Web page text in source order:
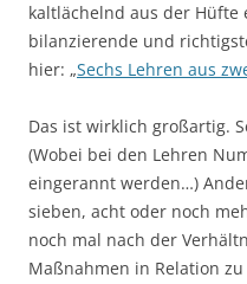
kaltlächelnd aus der
bilanzierende und
hier: „Sechs Lehren aus
Das ist wirklich großartig.
(Wobei bei den Lehren
eingerannt werden…)
sieben, acht oder noch
noch mal nach der
Maßnahmen in Relation